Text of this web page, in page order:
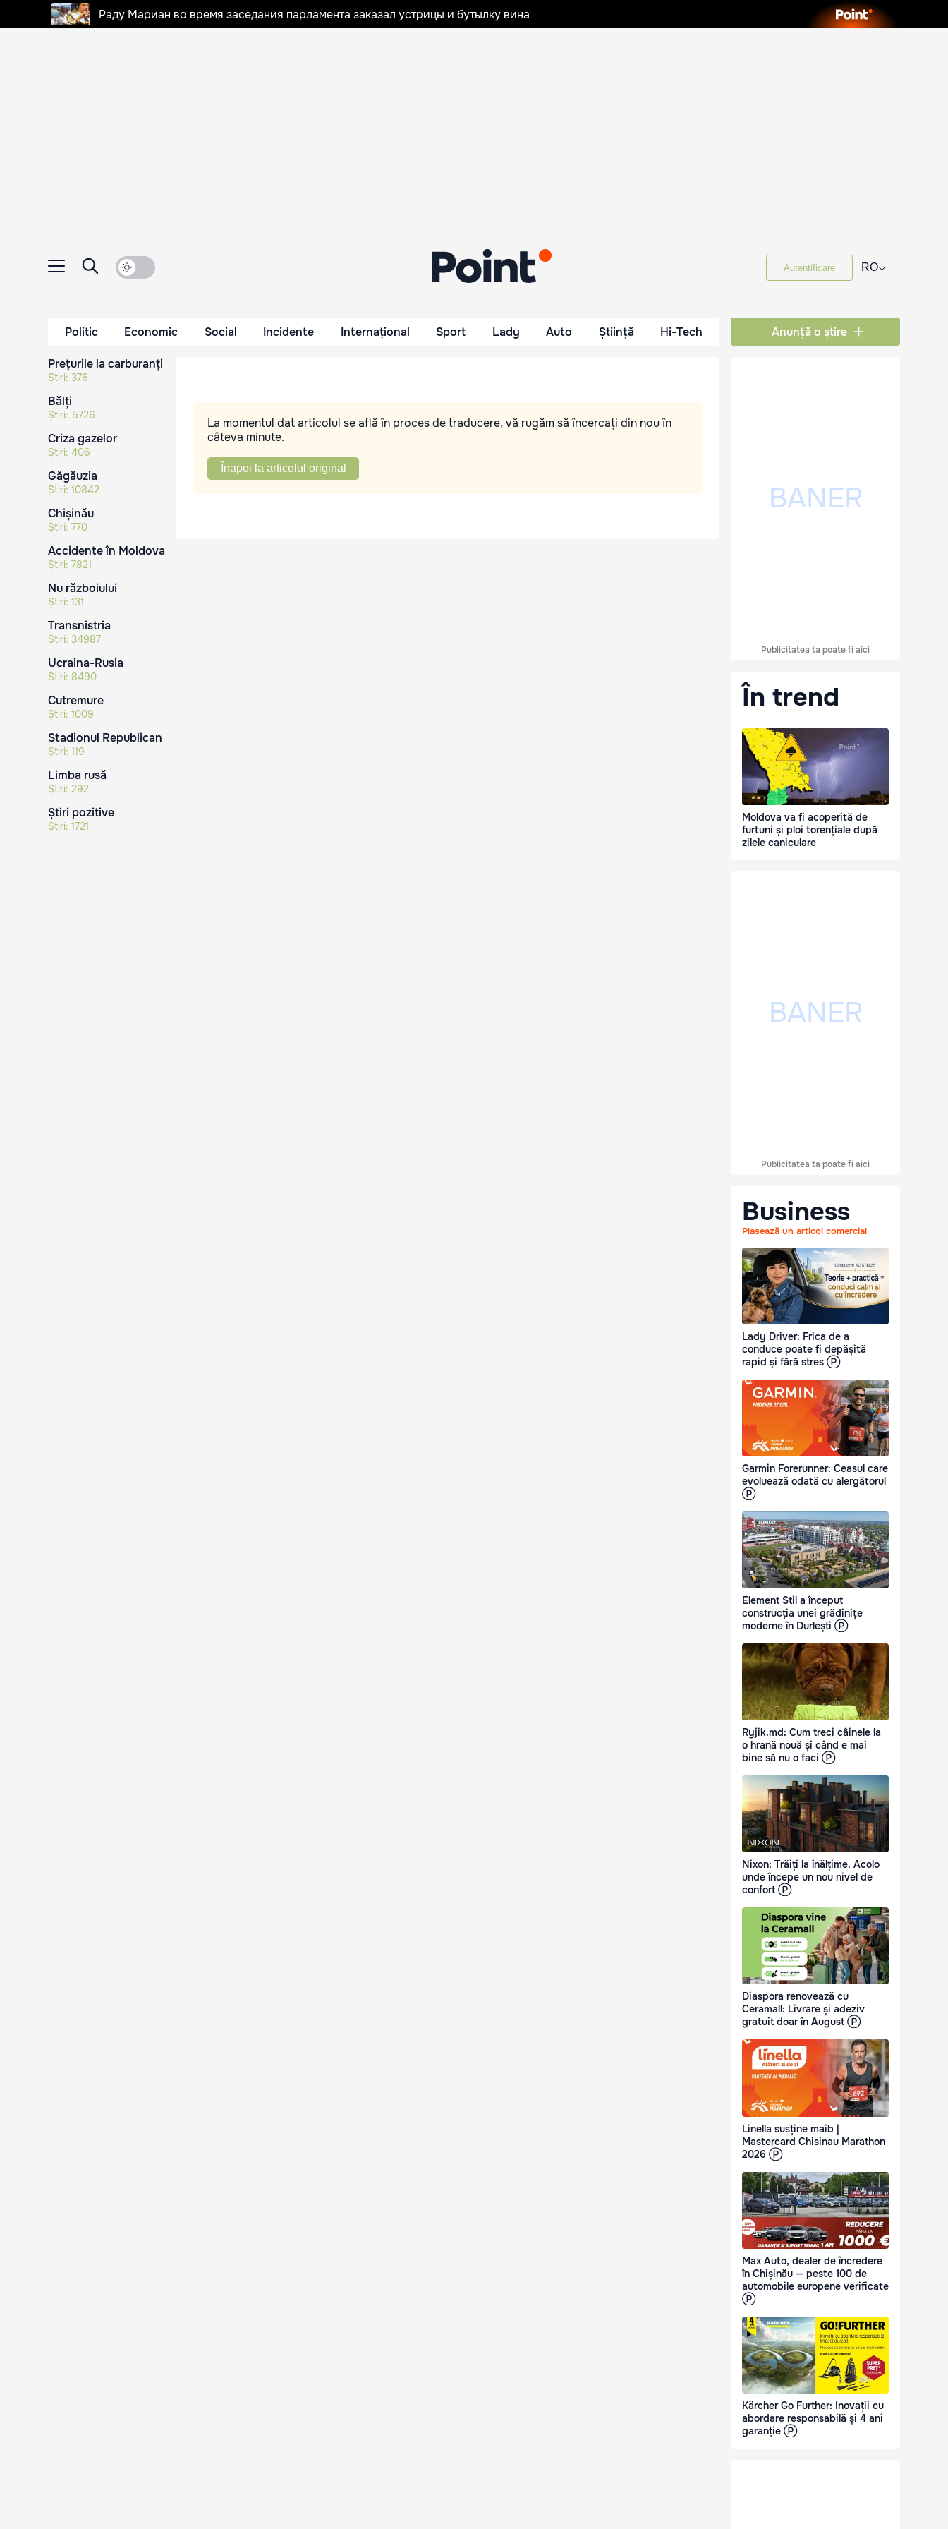
Раду Мариан во время заседания парламента заказал устрицы и бутылку вина
Autentificare RO⌵
Politic Economic Social Incidente Internațional Sport Lady Auto Știință Hi-Tech Anunță o știre
Prețurile la carburanți
Știri: 376
Bălți
Știri: 5726
Criza gazelor
Știri: 406
Găgăuzia
Știri: 10842
Chișinău
Știri: 770
Accidente în Moldova
Știri: 7821
Nu războiului
Știri: 131
Transnistria
Știri: 34987
Ucraina-Rusia
Știri: 8490
Cutremure
Știri: 1009
Stadionul Republican
Știri: 119
Limba rusă
Știri: 292
Știri pozitive
Știri: 1721
La momentul dat articolul se află în proces de traducere, vă rugăm să încercați din nou în
câteva minute.
Înapoi la articolul original
Publicitatea ta poate fi aici
În trend
Moldova va fi acoperită de
furtuni și ploi torențiale după
zilele caniculare
Publicitatea ta poate fi aici
Business
Plasează un articol comercial
Lady Driver: Frica de a
conduce poate fi depășită
rapid și fără stres Ⓟ
Garmin Forerunner: Ceasul care
evoluează odată cu alergătorul
Ⓟ
Element Stil a început
construcția unei grădinițe
moderne în Durlești Ⓟ
Ryjik.md: Cum treci câinele la
o hrană nouă și când e mai
bine să nu o faci Ⓟ
Nixon: Trăiți la înălțime. Acolo
unde începe un nou nivel de
confort Ⓟ
Diaspora renovează cu
Ceramall: Livrare și adeziv
gratuit doar în August Ⓟ
Linella susține maib |
Mastercard Chisinau Marathon
2026 Ⓟ
Max Auto, dealer de încredere
în Chișinău — peste 100 de
automobile europene verificate
Ⓟ
Kärcher Go Further: Inovații cu
abordare responsabilă și 4 ani
garanție Ⓟ